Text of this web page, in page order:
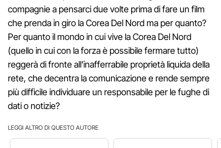
compagnie a pensarci due volte prima di fare un film
che prenda in giro la Corea Del Nord ma per quanto?
Per quanto il mondo in cui vive la Corea Del Nord
(quello in cui con la forza è possibile fermare tutto)
reggerà di fronte all’inafferrabile proprietà liquida della
rete, che decentra la comunicazione e rende sempre
più difficile individuare un responsabile per le fughe di
dati o notizie?
LEGGI ALTRO DI QUESTO AUTORE